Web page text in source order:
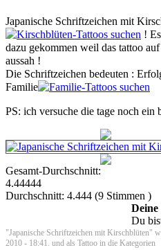
Japanische Schriftzeichen mit
!
dazu gekommen weil das tattoo
aussah !
Die Schriftzeichen bedeuten :
Familie
PS: ich versuche die tage noch ein
Gesamt-Durchschnitt:
4.44444
Durchschnitt: 4.444 (9 Stimmen )
Du
"Japanische Schriftzeichen mit Kirschblüten"
2010 - 18:41. und als Tattoo in die Kategorien